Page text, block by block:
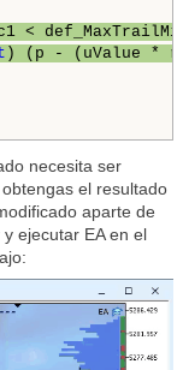
<
) (p - (uValue *
necesita ser
el resultado
aparte de
ejecutar EA en el